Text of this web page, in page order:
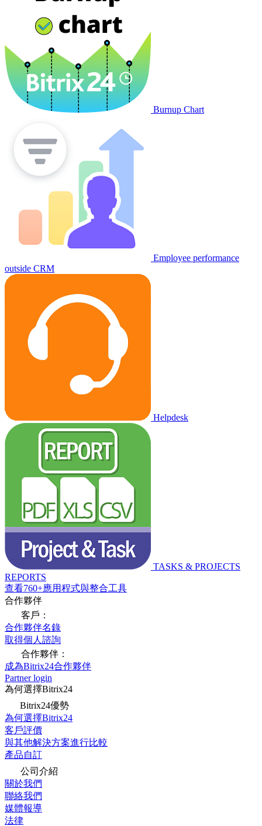
Burnup Chart
Employee performance
outside CRM
Helpdesk
TASKS & PROJECTS
REPORTS
查看760+應用程式與整合工具
合作夥伴
客戶：
合作夥伴名錄
取得個人諮詢
合作夥伴：
成為Bitrix24合作夥伴
Partner login
為何選擇Bitrix24
Bitrix24優勢
為何選擇Bitrix24
客戶評價
與其他解決方案進行比較
產品自訂
公司介紹
關於我們
聯絡我們
媒體報導
法律